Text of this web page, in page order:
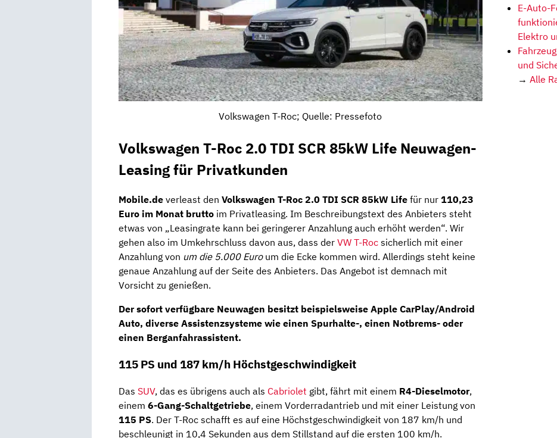
Volkswagen T-Roc; Quelle: Pressefoto
Volkswagen T-Roc 2.0 TDI SCR 85kW Life Neuwagen-
Leasing für Privatkunden
Mobile.de verleast den Volkswagen T-Roc 2.0 TDI SCR 85kW Life für nur 110,23
Euro im Monat brutto im Privatleasing. Im Beschreibungstext des Anbieters steht
etwas von „Leasingrate kann bei geringerer Anzahlung auch erhöht werden“. Wir
gehen also im Umkehrschluss davon aus, dass der VW T-Roc sicherlich mit einer
Anzahlung von um die 5.000 Euroum die Ecke kommen wird. Allerdings steht keine
genaue Anzahlung auf der Seite des Anbieters. Das Angebot ist demnach mit
Vorsicht zu genießen.
Der sofort verfügbare Neuwagen besitzt beispielsweise Apple CarPlay/Android
Auto, diverse Assistenzsysteme wie einen Spurhalte-, einen Notbrems- oder
einen Berganfahrassistent.
115 PS und 187 km/h Höchstgeschwindigkeit
Das SUV, das es übrigens auch als Cabriolet gibt, fährt mit einem R4-Dieselmotor,
einem 6-Gang-Schaltgetriebe, einem Vorderradantrieb und mit einer Leistung von
115 PS. Der T-Roc schafft es auf eine Höchstgeschwindigkeit von 187 km/h und
beschleunigt in 10,4 Sekunden aus dem Stillstand auf die ersten 100 km/h.
E-Auto-
Elektro
und
→ Alle